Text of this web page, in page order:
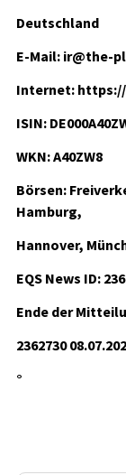
Deutschland
E-Mail: ir@the-
Internet:
ISIN:
WKN: A40ZW8
Börsen:
Hamburg,
Hannover,
EQS News ID:
Ende der
2362730
°